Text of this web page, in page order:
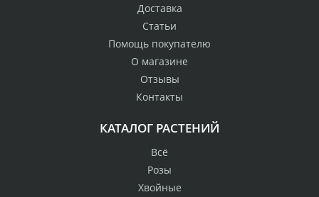
Доставка
Статьи
Помощь покупателю
О магазине
Отзывы
Контакты
КАТАЛОГ РАСТЕНИЙ
Всё
Розы
Хвойные